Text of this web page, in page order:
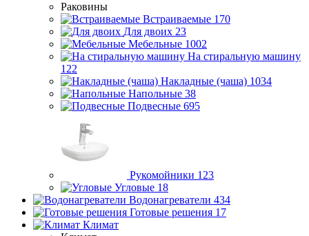
Раковины
Встраиваемые 170
Для двоих 23
Мебельные 1002
На стиральную машину
122
Накладные (чаша) 1034
Напольные 38
Подвесные 695
Рукомойники 123
Угловые 18
Водонагреватели 434
Готовые решения 17
Климат